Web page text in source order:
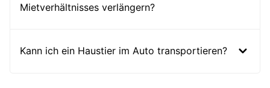
Mietverhältnisses verlängern?
Kann ich ein Haustier im Auto transportieren?